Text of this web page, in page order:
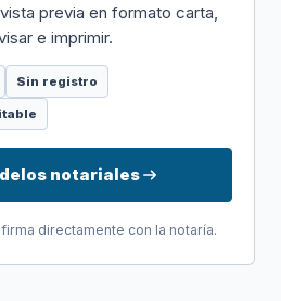
previa en formato carta,
e imprimir.
Sin registro
notariales
directamente con la notaría.